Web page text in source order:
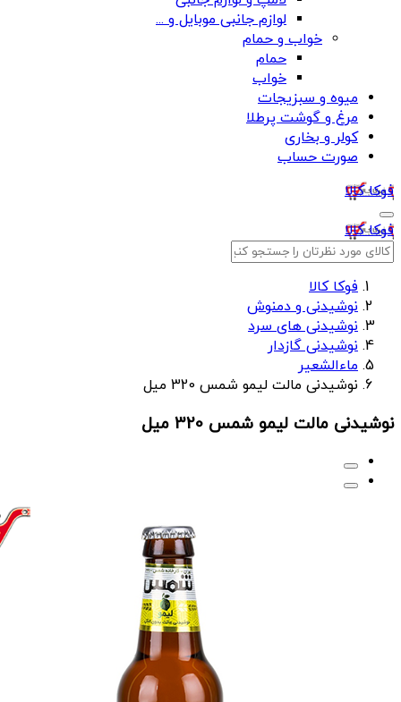
لوازم جانبی موبایل و ...
خواب و حمام
حمام
خواب
میوه و سبزیجات
مرغ و گوشت پرطلا
کولر و بخاری
صورت حساب
فوکا کالا
فوکا کالا
فوکا کالا
نوشیدنی و دمنوش
نوشیدنی های سرد
نوشیدنی گازدار
ماءالشعیر
نوشیدنی مالت لیمو شمس 320 میل
نوشیدنی مالت لیمو شمس 320 میل